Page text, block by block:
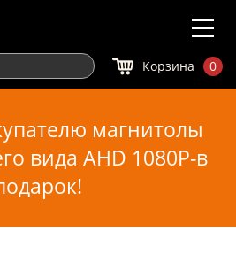
Корзина 0
магнитолы
вида AHD 1080P-в